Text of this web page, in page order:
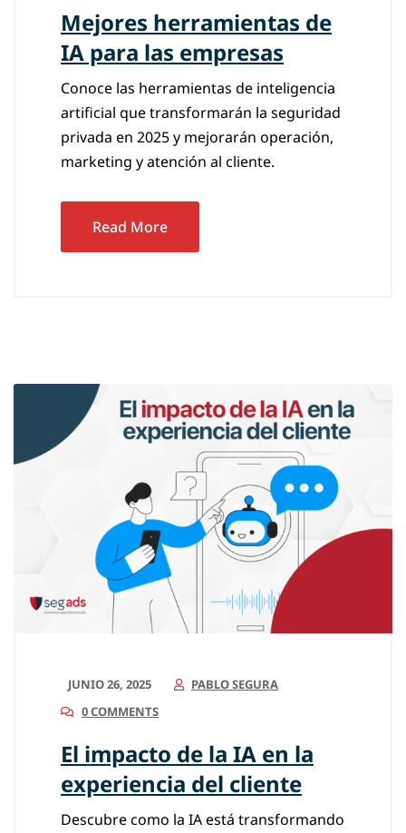
Mejores herramientas de
IA para las empresas
Conoce las herramientas de inteligencia
artificial que transformarán la seguridad
privada en 2025 y mejorarán operación,
marketing y atención al cliente.
Read More
JUNIO 26, 2025
PABLO SEGURA
0 COMMENTS
El impacto de la IA en la
experiencia del cliente
Descubre como la IA está transformando